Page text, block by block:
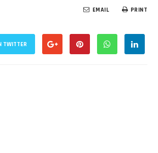
PRINT
EMAIL
TWITTER